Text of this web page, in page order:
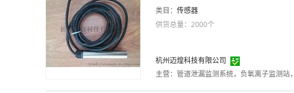
类目： 传感器
供货总量：2000个
杭州迈煌科技有限公司
主营：